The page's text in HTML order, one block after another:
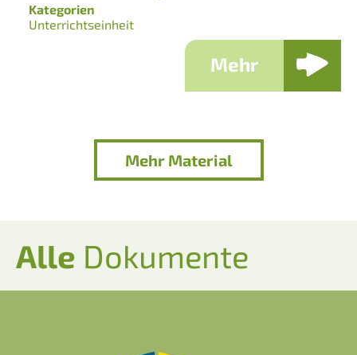
Kategorien
Unterrichtseinheit
Mehr
Mehr Material
Alle Dokumente